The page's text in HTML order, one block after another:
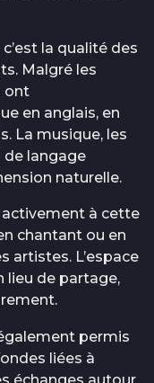
la qualité des
Malgré les
ont
en anglais, en
La musique, les
langage
naturelle.
à cette
chantant ou en
artistes. L’espace
lieu de partage,
permis
liées à
échanges autour